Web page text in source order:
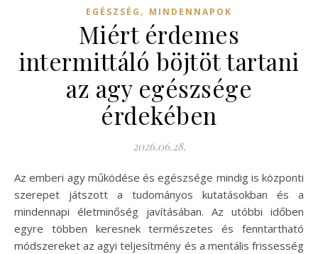
EGÉSZSÉG , MINDENNAPOK
Miért érdemes
intermittáló böjtöt tartani
az agy egészsége
érdekében
2026.06.28.
Az emberi agy működése és egészsége mindig is központi
szerepet játszott a tudományos kutatásokban és a
mindennapi életminőség javításában. Az utóbbi időben
egyre többen keresnek természetes és fenntartható
módszereket az agyi teljesítmény és a mentális frissesség